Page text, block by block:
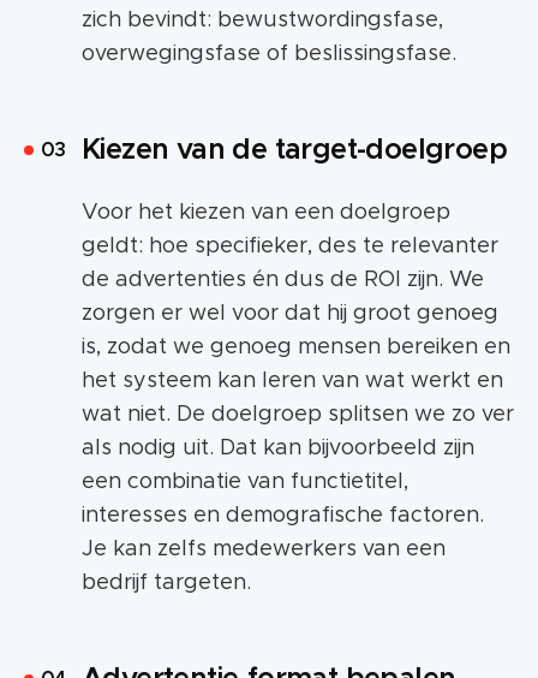
zich bevindt: bewustwordingsfase,
overwegingsfase of beslissingsfase.
Kiezen van de target-doelgroep
Voor het kiezen van een doelgroep
geldt: hoe specifieker, des te relevanter
de advertenties én dus de ROI zijn. We
zorgen er wel voor dat hij groot genoeg
is, zodat we genoeg mensen bereiken en
het systeem kan leren van wat werkt en
wat niet. De doelgroep splitsen we zo ver
als nodig uit. Dat kan bijvoorbeeld zijn
een combinatie van functietitel,
interesses en demografische factoren.
Je kan zelfs medewerkers van een
bedrijf targeten.